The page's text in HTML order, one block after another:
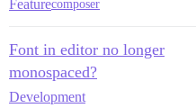
Featurecomposer
Font in editor no longer
monospaced?
Development